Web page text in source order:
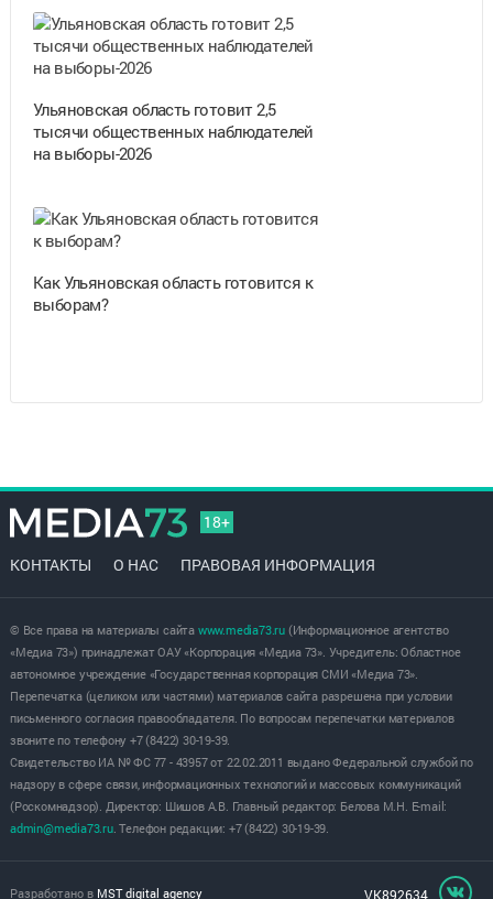
Ульяновская область готовит 2,5
тысячи общественных наблюдателей
на выборы-2026
Как Ульяновская область готовится к
выборам?
18+
КОНТАКТЫ О НАС ПРАВОВАЯ ИНФОРМАЦИЯ
© Все права на материалы сайта www.media73.ru(Информационное агентство
«Медиа 73») принадлежат ОАУ «Корпорация «Медиа 73». Учредитель: Областное
автономное учреждение «Государственная корпорация СМИ «Медиа 73».
Перепечатка (целиком или частями) материалов сайта разрешена при условии
письменного согласия правообладателя. По вопросам перепечатки материалов
звоните по телефону +7 (8422) 30-19-39.
Свидетельство ИА № ФС 77 - 43957 от 22.02.2011 выдано Федеральной службой по
надзору в сфере связи, информационных технологий и массовых коммуникаций
(Роскомнадзор). Директор: Шишов А.В. Главный редактор: Белова М.Н. E-mail:
admin@media73.ru. Телефон редакции: +7 (8422) 30-19-39.
Разработано в MST digital agency VK892634